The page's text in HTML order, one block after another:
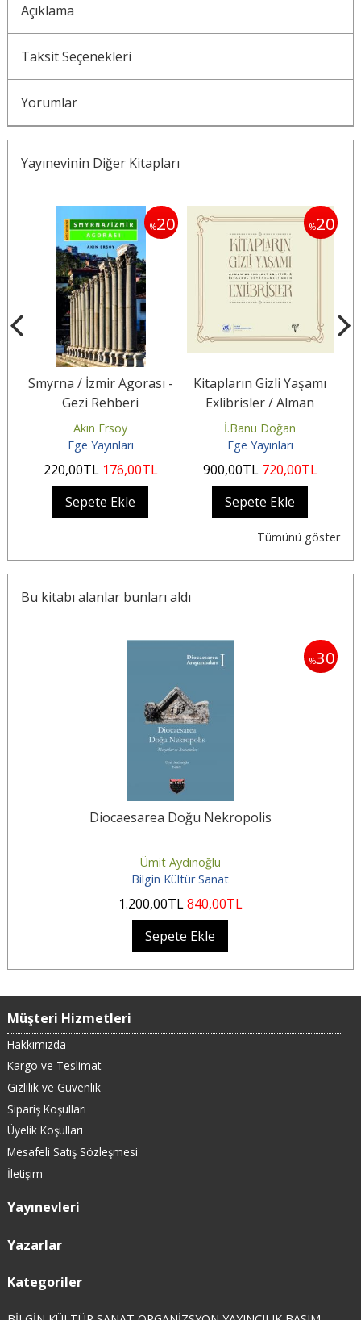
Açıklama
Taksit Seçenekleri
Yorumlar
Yayınevinin Diğer Kitapları
%20
Smyrna / İzmir Agorası -
Gezi Rehberi
Akın Ersoy
Ege Yayınları
220,00TL 176,00TL
Sepete Ekle
%20
Kitapların Gizli Yaşamı
Exlibrisler / Alman
Arkeoloji Enstitüsü
İstanbul...
İ.Banu Doğan
Ege Yayınları
900,00TL 720,00TL
Sepete Ekle
Tümünü göster
Bu kitabı alanlar bunları aldı
%30
Diocaesarea Doğu Nekropolis
Ümit Aydınoğlu
Bilgin Kültür Sanat
1.200,00TL840,00TL
Sepete Ekle
Müşteri Hizmetleri
Hakkımızda
Kargo ve Teslimat
Gizlilik ve Güvenlik
Sipariş Koşulları
Üyelik Koşulları
Mesafeli Satış Sözleşmesi
İletişim
Yayınevleri
Yazarlar
Kategoriler